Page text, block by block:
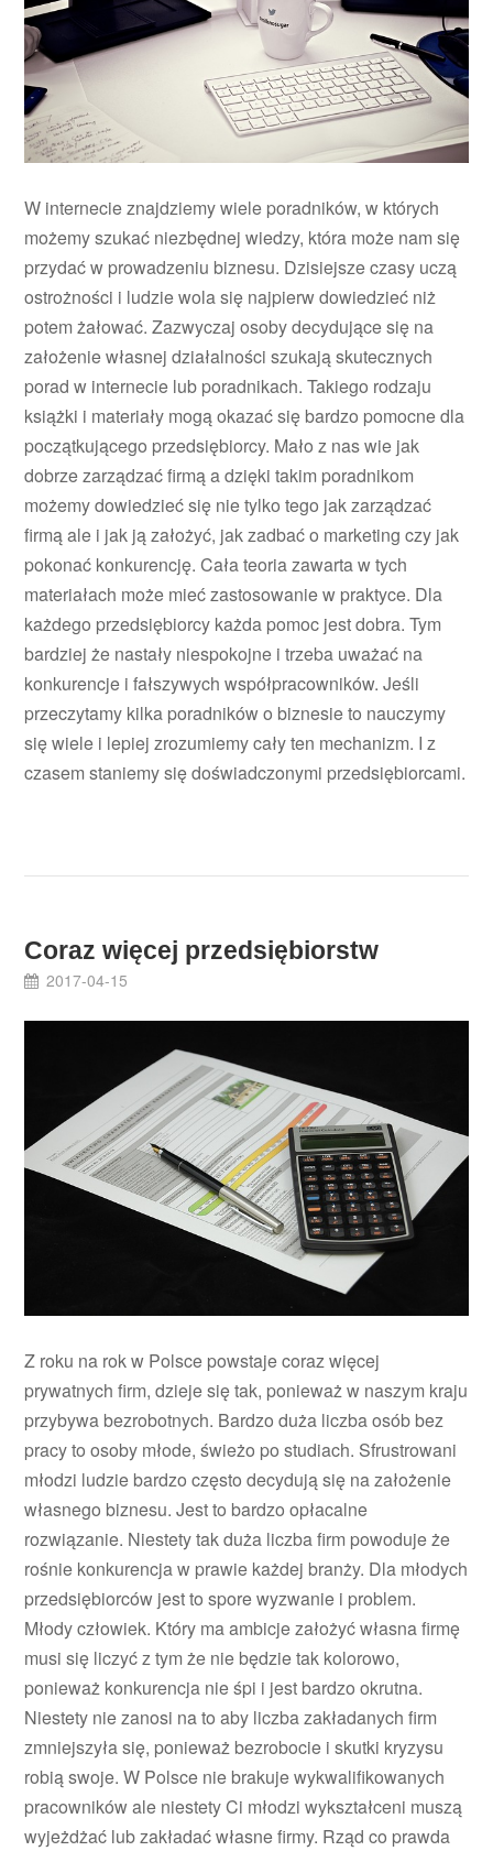
W internecie znajdziemy wiele poradników, w których
możemy szukać niezbędnej wiedzy, która może nam się
przydać w prowadzeniu biznesu. Dzisiejsze czasy uczą
ostrożności i ludzie wola się najpierw dowiedzieć niż
potem żałować. Zazwyczaj osoby decydujące się na
założenie własnej działalności szukają skutecznych
porad w internecie lub poradnikach. Takiego rodzaju
książki i materiały mogą okazać się bardzo pomocne dla
początkującego przedsiębiorcy. Mało z nas wie jak
dobrze zarządzać firmą a dzięki takim poradnikom
możemy dowiedzieć się nie tylko tego jak zarządzać
firmą ale i jak ją założyć, jak zadbać o marketing czy jak
pokonać konkurencję. Cała teoria zawarta w tych
materiałach może mieć zastosowanie w praktyce. Dla
każdego przedsiębiorcy każda pomoc jest dobra. Tym
bardziej że nastały niespokojne i trzeba uważać na
konkurencje i fałszywych współpracowników. Jeśli
przeczytamy kilka poradników o biznesie to nauczymy
się wiele i lepiej zrozumiemy cały ten mechanizm. I z
czasem staniemy się doświadczonymi przedsiębiorcami.
Coraz więcej przedsiębiorstw
2017-04-15
Z roku na rok w Polsce powstaje coraz więcej
prywatnych firm, dzieje się tak, ponieważ w naszym kraju
przybywa bezrobotnych. Bardzo duża liczba osób bez
pracy to osoby młode, świeżo po studiach. Sfrustrowani
młodzi ludzie bardzo często decydują się na założenie
własnego biznesu. Jest to bardzo opłacalne
rozwiązanie. Niestety tak duża liczba firm powoduje że
rośnie konkurencja w prawie każdej branży. Dla młodych
przedsiębiorców jest to spore wyzwanie i problem.
Młody człowiek. Który ma ambicje założyć własna firmę
musi się liczyć z tym że nie będzie tak kolorowo,
ponieważ konkurencja nie śpi i jest bardzo okrutna.
Niestety nie zanosi na to aby liczba zakładanych firm
zmniejszyła się, ponieważ bezrobocie i skutki kryzysu
robią swoje. W Polsce nie brakuje wykwalifikowanych
pracowników ale niestety Ci młodzi wykształceni muszą
wyjeżdżać lub zakładać własne firmy. Rząd co prawda